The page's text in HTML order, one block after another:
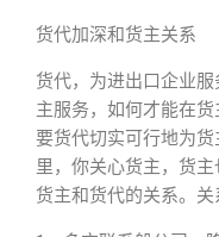
货代加深和货主关系
货代，为进出口企业
主服务，如何才能在
要货代切实可行地为
里，你关心货主，货
货主和货代的关系。关